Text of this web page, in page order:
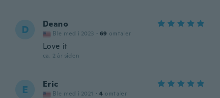
D Deano
Ble med i 2023 · 69 omtaler
Love it
ca. 2 år siden
E Eric
Ble med i 2021 · 4 omtaler